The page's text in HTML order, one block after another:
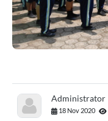
Administrator
18 Nov 2020